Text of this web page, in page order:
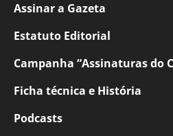
Assinar a Gazeta
Estatuto Editorial
Campanha “Assinaturas do
Ficha técnica e História
Podcasts